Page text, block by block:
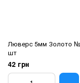
Люверс 5мм Золото
шт
42 грн